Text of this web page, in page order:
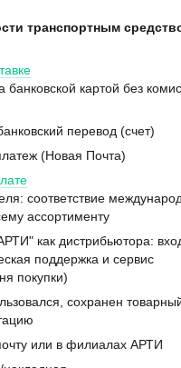
транспортным
картой без
перевод (счет)
(Новая Почта)
соответствие
ассортименту
как дистрибьютора:
поддержка и сервис
покупки)
сохранен
или в филиалах АРТИ